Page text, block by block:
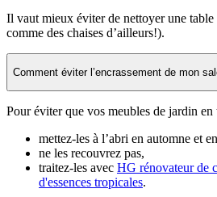
Il vaut mieux éviter de nettoyer une
comme des chaises d’ailleurs!).
Comment éviter l’encrassement de mon
Pour éviter que vos meubles de jardin en
mettez-les à l’abri en automne et
ne les recouvrez pas,
traitez-les avec HG rénovateur de
d'essences tropicales.